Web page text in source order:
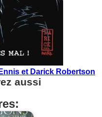
et Darick Robertson
aussi